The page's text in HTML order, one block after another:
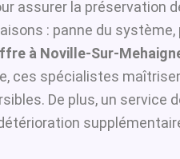
assurer la préservation
: panne du
à Noville-Sur-
ces spécialistes
De plus, un service